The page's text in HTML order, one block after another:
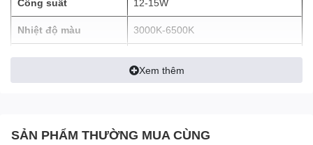
Công suất 12-15W
Nhiệt độ màu 3000K-6500K
CRI >80
Điện áp 12/24V, 220V
Xem thêm
SẢN PHẨM THƯỜNG MUA CÙNG